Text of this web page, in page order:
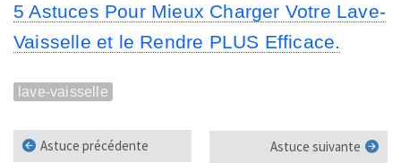
5 Astuces Pour Mieux Charger Votre Lave-
Vaisselle et le Rendre PLUS Efficace.
lave-vaisselle
Astuce précédente Astuce suivante